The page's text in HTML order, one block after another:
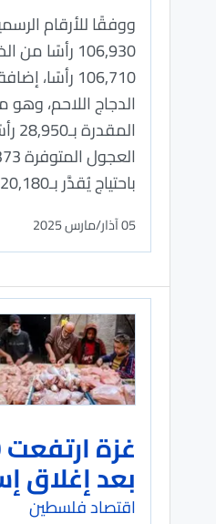
ووفقًا للأرقام
106,930 رأسًا
الدجاج اللاحم،
باحتياج يُقدَّر بـ20,180 رأسًا.
05 آذار/مارس 2025
بعد إغلاق
اقتصاد فلسطين